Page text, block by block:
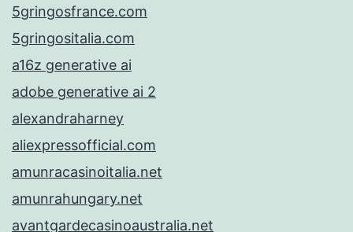
5gringosfrance.com
5gringositalia.com
a16z generative ai
adobe generative ai 2
alexandraharney
aliexpressofficial.com
amunracasinoitalia.net
amunrahungary.net
avantgardecasinoaustralia.net